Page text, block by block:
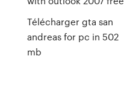
Télécharger gta san
andreas for pc in 502
mb